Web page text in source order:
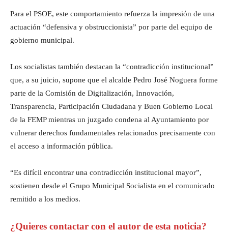
Para el PSOE, este comportamiento refuerza la impresión de una
actuación “defensiva y obstruccionista” por parte del equipo de
gobierno municipal.
Los socialistas también destacan la “contradicción institucional”
que, a su juicio, supone que el alcalde Pedro José Noguera forme
parte de la Comisión de Digitalización, Innovación,
Transparencia, Participación Ciudadana y Buen Gobierno Local
de la FEMP mientras un juzgado condena al Ayuntamiento por
vulnerar derechos fundamentales relacionados precisamente con
el acceso a información pública.
“Es difícil encontrar una contradicción institucional mayor”,
sostienen desde el Grupo Municipal Socialista en el comunicado
remitido a los medios.
¿Quieres contactar con el autor de esta noticia?